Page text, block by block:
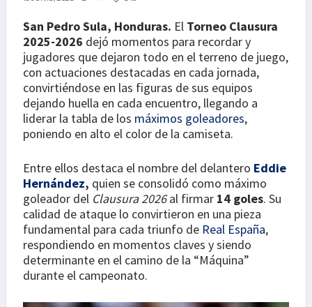
San Pedro Sula, Honduras. El Torneo Clausura
2025-2026 dejó momentos para recordar y
jugadores que dejaron todo en el terreno de juego,
con actuaciones destacadas en cada jornada,
convirtiéndose en las figuras de sus equipos
dejando huella en cada encuentro, llegando a
liderar la tabla de los máximos goleadores,
poniendo en alto el color de la camiseta.
Entre ellos destaca el nombre del delantero Eddie
Hernández, quien se consolidó como máximo
goleador del Clausura 2026al firmar 14 goles. Su
calidad de ataque lo convirtieron en una pieza
fundamental para cada triunfo de Real España,
respondiendo en momentos claves y siendo
determinante en el camino de la “Máquina”
durante el campeonato.